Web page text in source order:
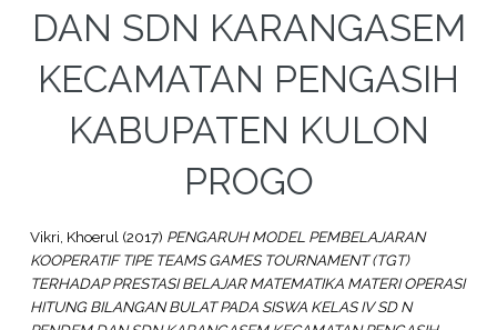
DAN SDN KARANGASEM
KECAMATAN PENGASIH
KABUPATEN KULON
PROGO
Vikri, Khoerul(2017) PENGARUH MODEL PEMBELAJARAN
KOOPERATIF TIPE TEAMS GAMES TOURNAMENT (TGT)
TERHADAP PRESTASI BELAJAR MATEMATIKA MATERI OPERASI
HITUNG BILANGAN BULAT PADA SISWA KELAS IV SD N